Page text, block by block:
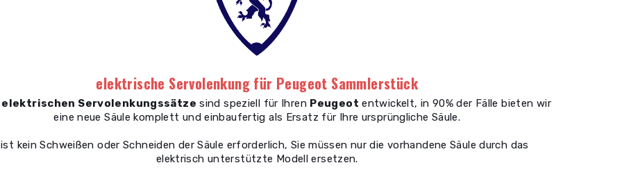
elektrische Servolenkung für Peugeot Sammlerstück
elektrischen Servolenkungssätze sind speziell für Ihren Peugeot entwickelt, in 90% der Fälle bieten wir
eine neue Säule komplett und einbaufertig als Ersatz für Ihre ursprüngliche Säule.
kein Schweißen oder Schneiden der Säule erforderlich, Sie müssen nur die vorhandene Säule durch das
elektrisch unterstützte Modell ersetzen.